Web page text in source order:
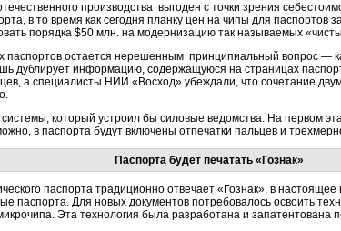
производства выгоден с точки зрения
в то время как сегодня планку цен на чипы для паспортов
порядка $50 млн. на модернизацию так называемых
паспортов остается нерешенным принципиальный вопрос —
дублирует информацию, содержащуюся на страницах
а специалисты НИИ «Восход» убеждали, что сочетание
системы, который устроил бы силовые ведомства. На первом
в паспорта будут включены отпечатки пальцев и
Паспорта будет печатать «Гознак»
паспорта традиционно отвечает «Гознак», в
паспорта. Для новых документов потребовалось освоить
Эта технология была разработана и запатентована